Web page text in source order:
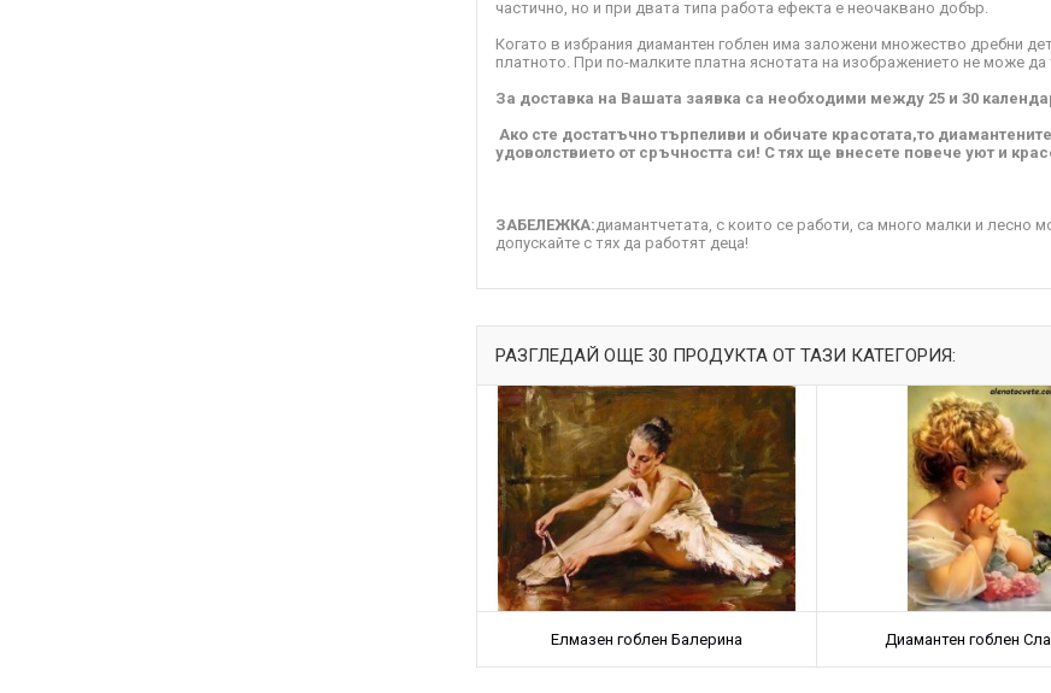
частично, но и при двата типа работа ефекта е неочаквано добър.
Когато в избрания диамантен гоблен има заложени множество дребни
платното. При по-малките платна яснотата на изображението не може да
За доставка на Вашата заявка са необходими между 25 и 30
Ако сте достатъчно търпеливи и обичате красотата,то
удоволствието от сръчността си! С тях ще внесете повече уют и
ЗАБЕЛЕЖКА: диамантчетата, с които се работи, са много малки и лесно
допускайте с тях да работят деца!
РАЗГЛЕДАЙ ОЩЕ 30 ПРОДУКТА ОТ ТАЗИ КАТЕГОРИЯ:
Елмазен гоблен Балерина Диамантен гоблен